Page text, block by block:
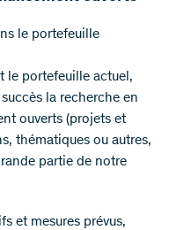
le portefeuille
le portefeuille actuel,
la recherche en
ouverts (projets et
thématiques ou autres,
partie de notre
et mesures prévus,